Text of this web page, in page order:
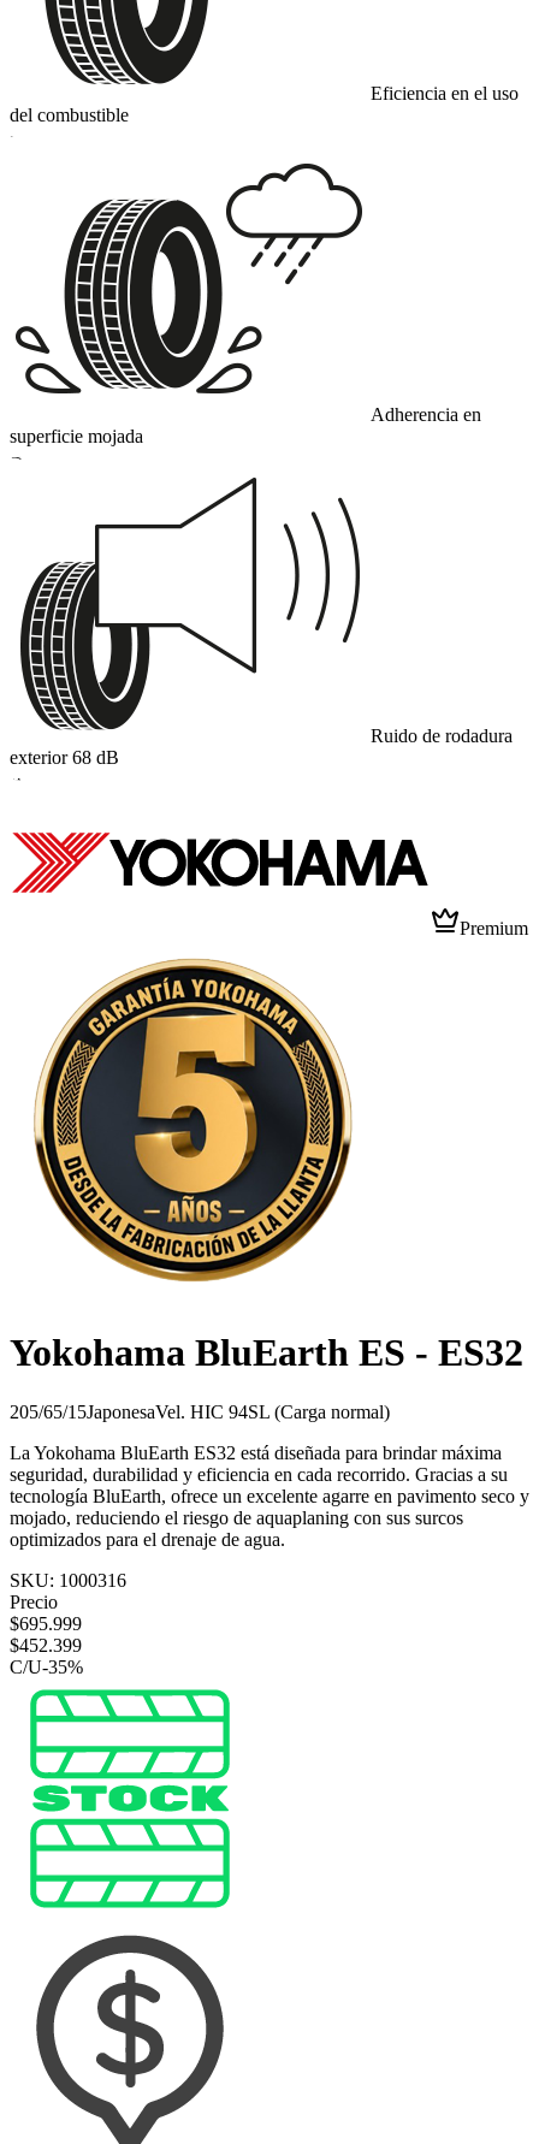
Eficiencia en el uso
del combustible
C
Adherencia en
superficie mojada
B
Ruido de rodadura
exterior 68 dB
A
Premium
Yokohama BluEarth ES - ES32
205/65/15JaponesaVel. HIC 94SL (Carga normal)
La Yokohama BluEarth ES32 está diseñada para brindar máxima
seguridad, durabilidad y eficiencia en cada recorrido. Gracias a su
tecnología BluEarth, ofrece un excelente agarre en pavimento seco y
mojado, reduciendo el riesgo de aquaplaning con sus surcos
optimizados para el drenaje de agua.
SKU: 1000316
Precio
$695.999
$452.399
C/U-35%